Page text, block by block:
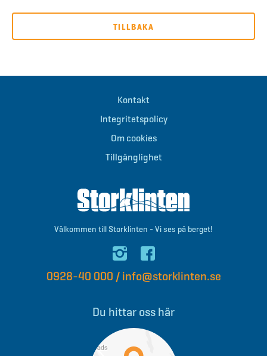
TILLBAKA
Kontakt
Integritetspolicy
Om cookies
Tillgänglighet
Välkommen till Storklinten - Vi ses på berget!
0928-40 000 / info@storklinten.se
Du hittar oss här